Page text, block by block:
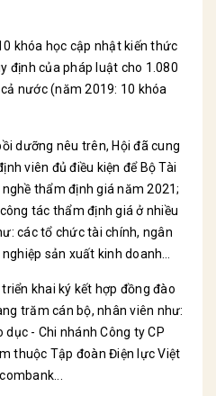
học cập nhật kiến thức
định của pháp luật cho 1.080
nước (năm 2019: 10 khóa
nêu trên, Hội đã cung
viên đủ điều kiện để Bộ Tài
thẩm định giá năm 2021;
tác thẩm định giá ở nhiều
các tổ chức tài chính, ngân
sản xuất kinh doanh…
khai ký kết hợp đồng đào
trăm cán bộ, nhân viên như:
- Chi nhánh Công ty CP
thuộc Tập đoàn Điện lực Việt